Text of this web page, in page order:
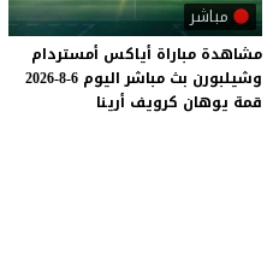
مباشر
مشاهدة مباراة أياكس أمستردام
وشيلبورن بث مباشر اليوم 6-8-2026
قمة يوهان كرويف أرينا